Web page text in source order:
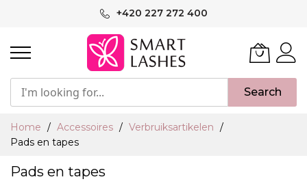
inhoud
+420 227 272 400
Search
Home Accessoires
Verbruiksartikelen
Pads en tapes
Pads en tapes